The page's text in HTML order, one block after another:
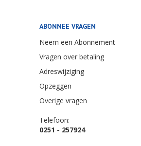
ABONNEE VRAGEN
Neem een Abonnement
Vragen over betaling
Adreswijziging
Opzeggen
Overige vragen
Telefoon:
0251 - 257924